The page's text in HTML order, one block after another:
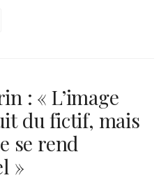
: « L’image
du fictif, mais
se rend
»